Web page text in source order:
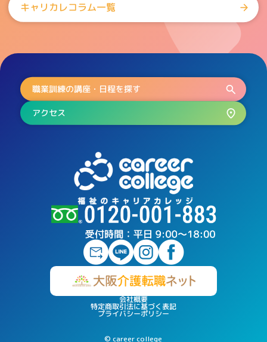
キャリカレコラム一覧
職業訓練の講座・日程を探す
アクセス
会社概要
特定商取引法に基づく表記
プライバシーポリシー
© career college